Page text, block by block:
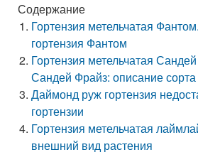
Содержание
Гортензия метельчатая
гортензия Фантом
Гортензия метельчатая
Сандей Фрайз: описание сорта
Даймонд руж гортензия
гортензии
Гортензия метельчатая
внешний вид растения